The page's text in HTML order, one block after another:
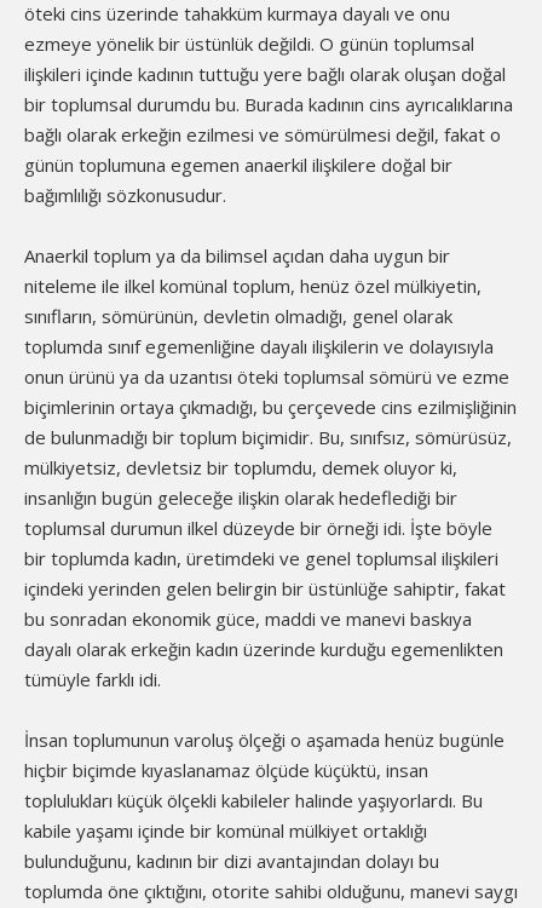
öteki cins üzerinde tahakküm kurmaya dayalı ve onu
ezmeye yönelik bir üstünlük değildi. O günün toplumsal
ilişkileri içinde kadının tuttuğu yere bağlı olarak oluşan doğal
bir toplumsal durumdu bu. Burada kadının cins ayrıcalıklarına
bağlı olarak erkeğin ezilmesi ve sömürülmesi değil, fakat o
günün toplumuna egemen anaerkil ilişkilere doğal bir
bağımlılığı sözkonusudur.
Anaerkil toplum ya da bilimsel açıdan daha uygun bir
niteleme ile ilkel komünal toplum, henüz özel mülkiyetin,
sınıfların, sömürünün, devletin olmadığı, genel olarak
toplumda sınıf egemenliğine dayalı ilişkilerin ve dolayısıyla
onun ürünü ya da uzantısı öteki toplumsal sömürü ve ezme
biçimlerinin ortaya çıkmadığı, bu çerçevede cins ezilmişliğinin
de bulunmadığı bir toplum biçimidir. Bu, sınıfsız, sömürüsüz,
mülkiyetsiz, devletsiz bir toplumdu, demek oluyor ki,
insanlığın bugün geleceğe ilişkin olarak hedeflediği bir
toplumsal durumun ilkel düzeyde bir örneği idi. İşte böyle
bir toplumda kadın, üretimdeki ve genel toplumsal ilişkileri
içindeki yerinden gelen belirgin bir üstünlüğe sahiptir, fakat
bu sonradan ekonomik güce, maddi ve manevi baskıya
dayalı olarak erkeğin kadın üzerinde kurduğu egemenlikten
tümüyle farklı idi.
İnsan toplumunun varoluş ölçeği o aşamada henüz bugünle
hiçbir biçimde kıyaslanamaz ölçüde küçüktü, insan
toplulukları küçük ölçekli kabileler halinde yaşıyorlardı. Bu
kabile yaşamı içinde bir komünal mülkiyet ortaklığı
bulunduğunu, kadının bir dizi avantajından dolayı bu
toplumda öne çıktığını, otorite sahibi olduğunu, manevi saygı